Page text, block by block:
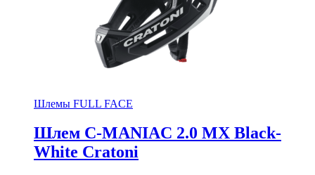
Шлемы FULL FACE
Шлем C-MANIAC 2.0 MX Black-
White Cratoni